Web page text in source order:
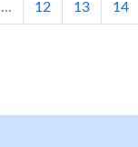
... 12 13 14